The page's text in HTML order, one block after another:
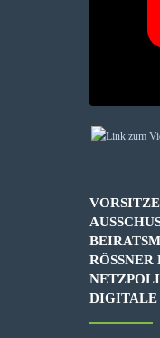
RÖSSNER
IGITALE